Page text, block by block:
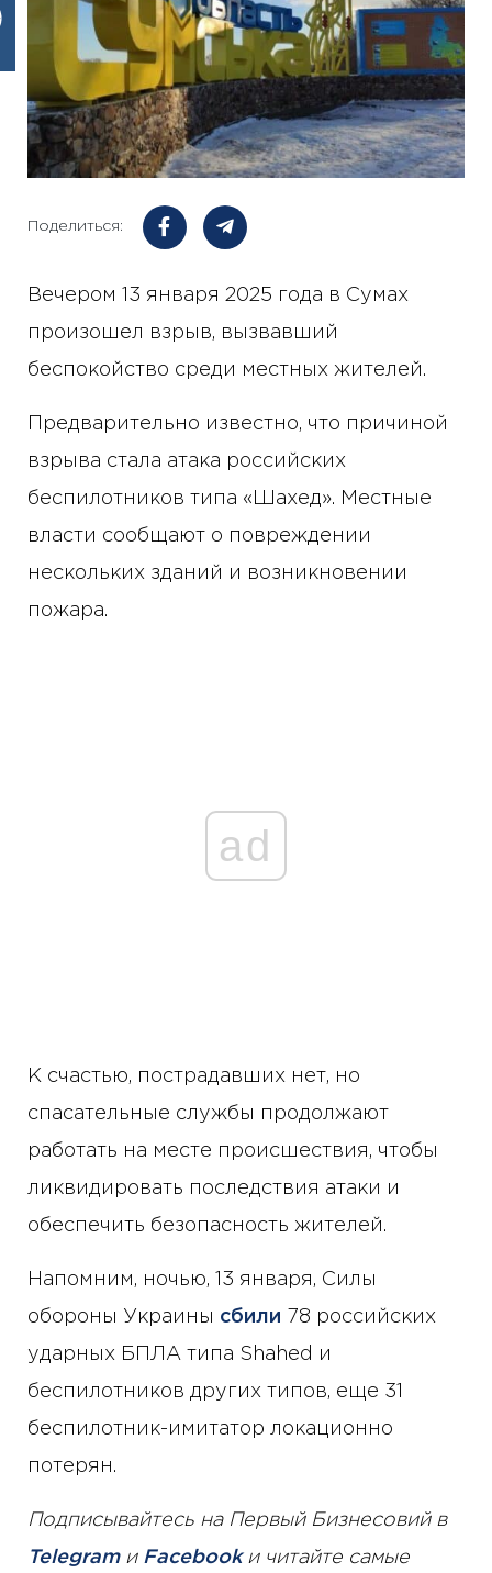
Поделиться:
Вечером 13 января 2025 года в Сумах
произошел взрыв, вызвавший
беспокойство среди местных жителей.
Предварительно известно, что причиной
взрыва стала атака российских
беспилотников типа «Шахед». Местные
власти сообщают о повреждении
нескольких зданий и возникновении
пожара.
ad
К счастью, пострадавших нет, но
спасательные службы продолжают
работать на месте происшествия, чтобы
ликвидировать последствия атаки и
обеспечить безопасность жителей.
Напомним, ночью, 13 января, Силы
обороны Украины сбили 78 российских
ударных БПЛА типа Shahed и
беспилотников других типов, еще 31
беспилотник-имитатор локационно
потерян.
Подписывайтесь на Первый Бизнесовий в
Telegramи Facebookи читайте самые